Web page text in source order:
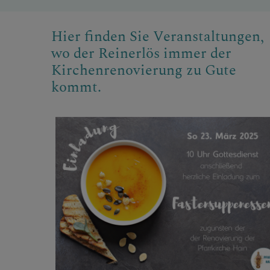
UNSERE
PFARRBRIEF
Hier finden Sie Veranstaltungen,
wo der Reinerlös immer der
Kirchenrenovierung zu Gute
kommt.